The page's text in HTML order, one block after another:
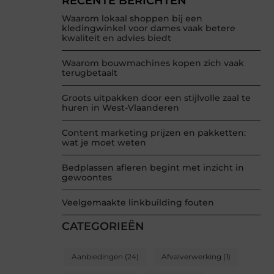
Waarom lokaal shoppen bij een
kledingwinkel voor dames vaak betere
kwaliteit en advies biedt
Waarom bouwmachines kopen zich vaak
terugbetaalt
Groots uitpakken door een stijlvolle zaal te
huren in West-Vlaanderen
Content marketing prijzen en pakketten:
wat je moet weten
Bedplassen afleren begint met inzicht in
gewoontes
Veelgemaakte linkbuilding fouten
CATEGORIEËN
Aanbiedingen (24) Afvalverwerking (1)